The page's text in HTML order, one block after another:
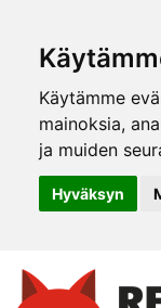
Käytämme
mainoksia,
ja muiden
Hyväksyn